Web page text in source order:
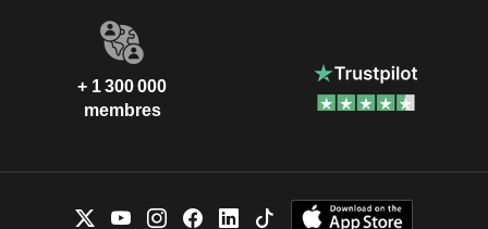
+ 1 300 000
membres